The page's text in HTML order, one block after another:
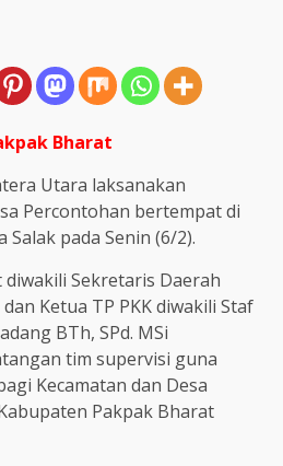
Bharat
Utara laksanakan
Percontohan bertempat di
Salak pada Senin (6/2).
Sekretaris Daerah
Ketua TP PKK diwakili Staf
BTh, SPd. MSi
tim supervisi guna
Kecamatan dan Desa
Pakpak Bharat